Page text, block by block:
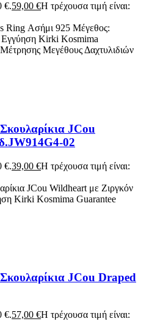
€.59,00 €Η τρέχουσα τιμή είναι:
Ring Ασήμι 925 Μέγεθος:
Kirki Kosmima
Μεγέθους Δαχτυλιδιών
JCou
02
€.39,00 €Η τρέχουσα τιμή είναι:
JCou Wildheart με Ζιργκόν
Kirki Kosmima Guarantee
JCou Draped
€.57,00 €Η τρέχουσα τιμή είναι: